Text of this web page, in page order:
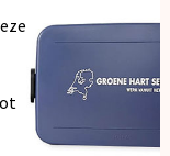
kwaliteit